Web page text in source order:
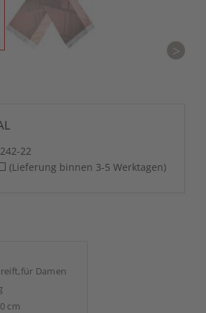
>
22
(Lieferung binnen 3-5 Werktagen)
Damen
cm